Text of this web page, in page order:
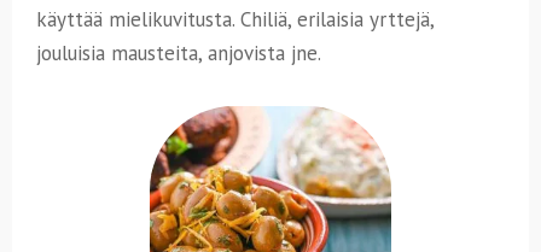
käyttää mielikuvitusta. Chiliä, erilaisia yrttejä,
jouluisia mausteita, anjovista jne.